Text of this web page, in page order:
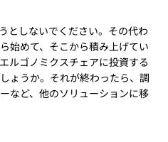
としないでください。その代わ
始めて、そこから積み上げてい
ルゴノミクスチェアに投資する
ょうか。それが終わったら、調
など、他のソリューションに移